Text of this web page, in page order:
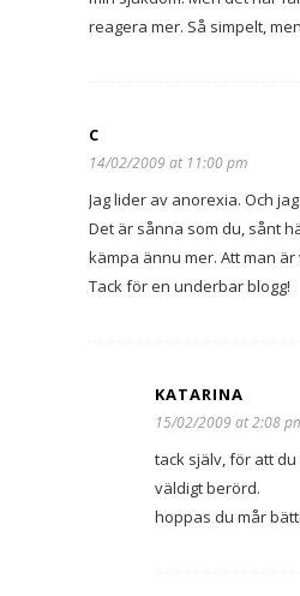
reagera mer. Så simpelt,
C
14/02/2009 at 11:00 pm
Jag lider av anorexia. Och
Det är sånna som du, sånt
kämpa ännu mer. Att man är
Tack för en underbar blogg!
KATARINA
15/02/2009 at 2:08
tack själv, för att
väldigt berörd.
hoppas du mår